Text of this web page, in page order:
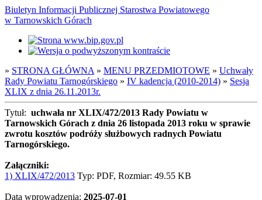
Biuletyn Informacji Publicznej Starostwa Powiatowego
w Tarnowskich Górach
» STRONA GŁÓWNA » MENU PRZEDMIOTOWE » Uchwały
Rady Powiatu Tarnogórskiego » IV kadencja (2010-2014) » Sesja
XLIX z dnia 26.11.2013r.
Tytuł: uchwała nr XLIX/472/2013 Rady Powiatu w
Tarnowskich Górach z dnia 26 listopada 2013 roku w sprawie
zwrotu kosztów podróży służbowych radnych Powiatu
Tarnogórskiego.
Załączniki:
1) XLIX/472/2013 Typ: PDF, Rozmiar: 49.55 KB
Data wprowadzenia: 2025-07-01